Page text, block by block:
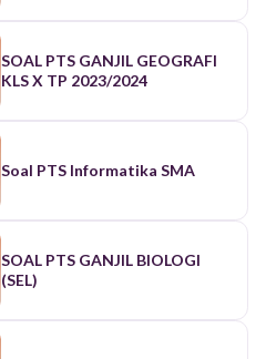
SOAL PTS GANJIL GEOGRAFI
KLS X TP 2023/2024
Soal PTS Informatika SMA
SOAL PTS GANJIL BIOLOGI
(SEL)